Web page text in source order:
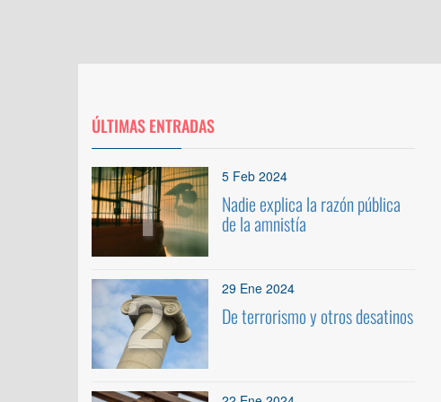
ÚLTIMAS ENTRADAS
1 5 Feb 2024
Nadie explica la razón pública
de la amnistía
2 29 Ene 2024
De terrorismo y otros desatinos